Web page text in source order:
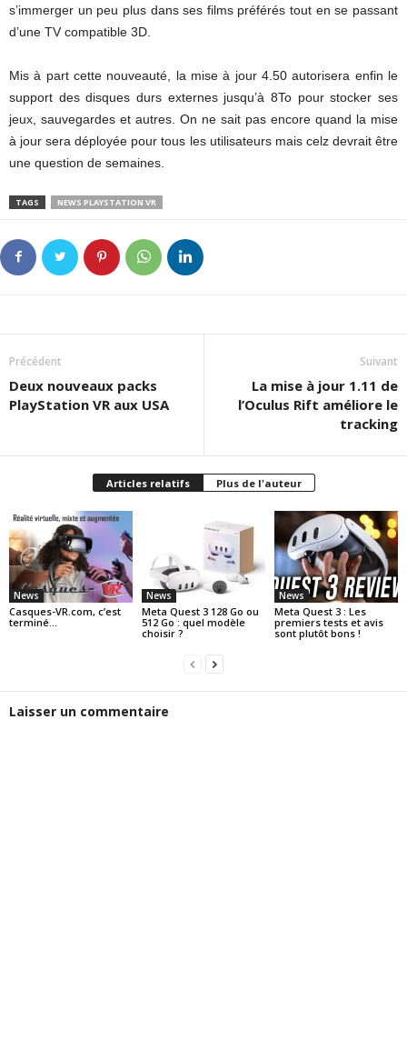
s’immerger un peu plus dans ses films préférés tout en se passant
d’une TV compatible 3D.
Mis à part cette nouveauté, la mise à jour 4.50 autorisera enfin le
support des disques durs externes jusqu’à 8To pour stocker ses
jeux, sauvegardes et autres. On ne sait pas encore quand la mise
à jour sera déployée pour tous les utilisateurs mais celz devrait être
une question de semaines.
TAGS NEWS PLAYSTATION VR
Précédent
Deux nouveaux packs
PlayStation VR aux USA
Suivant
La mise à jour 1.11 de
l’Oculus Rift améliore le
tracking
Articles relatifs Plus de l'auteur
News
Casques-VR.com, c’est
terminé…
News
Meta Quest 3 128 Go ou
512 Go : quel modèle
choisir ?
News
Meta Quest 3 : Les
premiers tests et avis
sont plutôt bons !
Laisser un commentaire